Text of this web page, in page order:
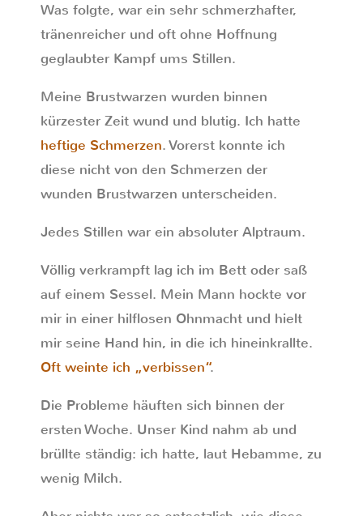
Was folgte, war ein sehr schmerzhafter,
tränenreicher und oft ohne Hoffnung
geglaubter Kampf ums Stillen.
Meine Brustwarzen wurden binnen
kürzester Zeit wund und blutig. Ich hatte
heftige Schmerzen. Vorerst konnte ich
diese nicht von den Schmerzen der
wunden Brustwarzen unterscheiden.
Jedes Stillen war ein absoluter Alptraum.
Völlig verkrampft lag ich im Bett oder saß
auf einem Sessel. Mein Mann hockte vor
mir in einer hilflosen Ohnmacht und hielt
mir seine Hand hin, in die ich hineinkrallte.
Oft weinte ich „verbissen“.
Die Probleme häuften sich binnen der
ersten Woche. Unser Kind nahm ab und
brüllte ständig: ich hatte, laut Hebamme, zu
wenig Milch.